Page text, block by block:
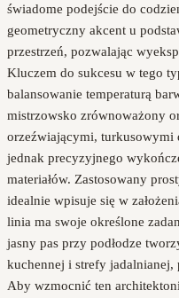
świadome podejście do
geometryczny akcent u
przestrzeń, pozwalając
Kluczem do sukcesu w tego
balansowanie temperaturą
mistrzowsko zrównoważony
orzeźwiającymi, turkusowymi
jednak precyzyjnego
materiałów. Zastosowany
idealnie wpisuje się w
linia ma swoje określone
jasny pas przy podłodze
kuchennej i strefy jadalnianej,
Aby wzmocnić ten